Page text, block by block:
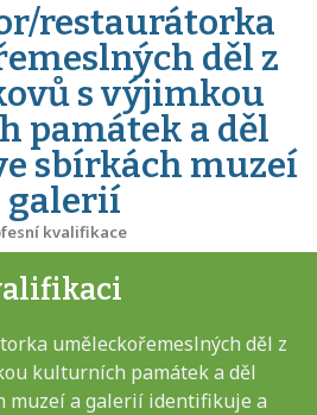
restaurátorka
děl z
s výjimkou
památek a děl
sbírkách muzeí
galerií
kvalifikace
uměleckořemeslných děl z
kulturních památek a děl
muzeí a galerií identifikuje a